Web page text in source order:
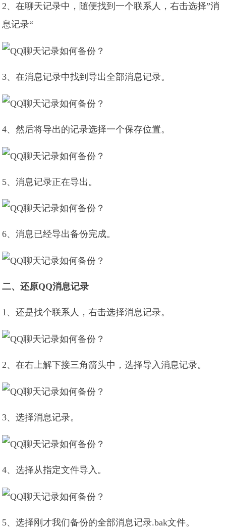
2、在聊天记录中，随便找到一个联系人，右击选择”消
息记录“
3、在消息记录中找到导出全部消息记录。
4、然后将导出的记录选择一个保存位置。
5、消息记录正在导出。
6、消息已经导出备份完成。
二、还原QQ消息记录
1、还是找个联系人，右击选择消息记录。
2、在右上解下接三角箭头中，选择导入消息记录。
3、选择消息记录。
4、选择从指定文件导入。
5、选择刚才我们备份的全部消息记录.bak文件。